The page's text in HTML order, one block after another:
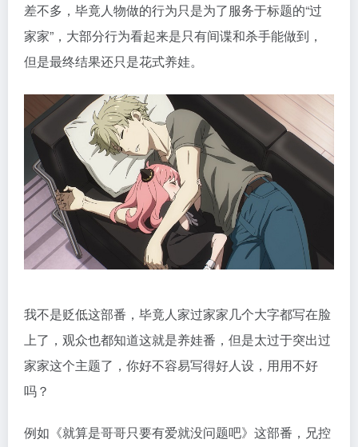
差不多，毕竟人物做的行为只是为了服务于标题的“过
家家”，大部分行为看起来是只有间谍和杀手能做到，
但是最终结果还只是花式养娃。
我不是贬低这部番，毕竟人家过家家几个大字都写在脸
上了，观众也都知道这就是养娃番，但是太过于突出过
家家这个主题了，你好不容易写得好人设，用用不好
吗？
例如《就算是哥哥只要有爱就没问题吧》这部番，兄控